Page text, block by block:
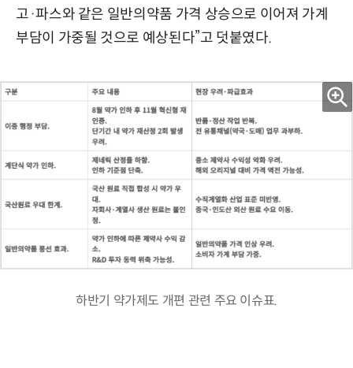
고·파스와 같은 일반의약품 가격 상승으로 이어져 가계
부담이 가중될 것으로 예상된다”고 덧붙였다.
하반기 약가제도 개편 관련 주요 이슈표.